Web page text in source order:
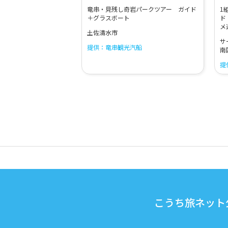
竜串・見残し奇岩パークツアー ガイド
＋グラスボート
土佐清水市
提供：竜串観光汽船
1
サ
南
提
こうち旅ネッ